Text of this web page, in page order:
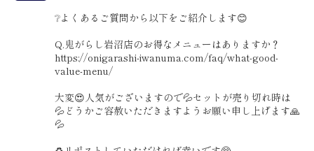
❔よくあるご質問から以下をご紹介します😊
Q.鬼がらし岩沼店のお得なメニューはありますか？
https://onigarashi-iwanuma.com/faq/what-good-
value-menu/
大変😍人気がございますので💦セットが売り切れ時は
💦どうかご容赦いただきますようお願い申し上げます🙏
💦